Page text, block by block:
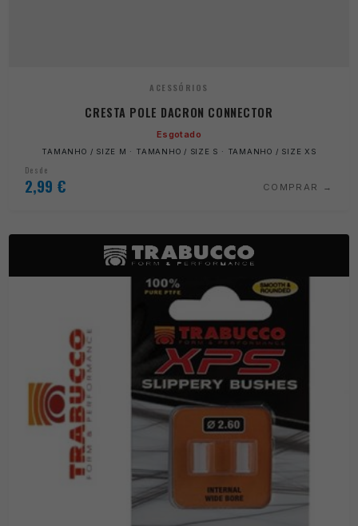
ACESSÓRIOS
CRESTA POLE DACRON CONNECTOR
Esgotado
TAMANHO / SIZE M · TAMANHO / SIZE S · TAMANHO / SIZE XS
Desde
2,99 € COMPRAR